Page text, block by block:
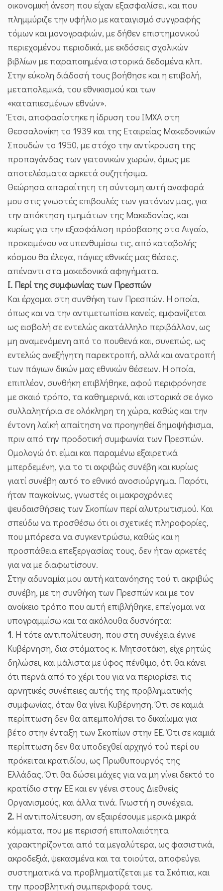
οικονομική άνεση που είχαν εξασφαλίσει, και που
πλημμύριζε την υφήλιο με καταιγισμό συγγραφής
τόμων και μονογραφιών, με δήθεν επιστημονικού
περιεχομένου περιοδικά, με εκδόσεις σχολικών
βιβλίων με παραποιημένα ιστορικά δεδομένα κλπ.
Στην εύκολη διάδοσή τους βοήθησε και η επιβολή,
μεταπολεμικά, του εθνικισμού και των
«καταπιεσμένων εθνών».
Έτσι, αποφασίστηκε η ίδρυση του ΙΜΧΑ στη
Θεσσαλονίκη το 1939 και της Εταιρείας Μακεδονικών
Σπουδών το 1950, με στόχο την αντίκρουση της
προπαγάνδας των γειτονικών χωρών, όμως με
αποτελέσματα αρκετά συζητήσιμα.
Θεώρησα απαραίτητη τη σύντομη αυτή αναφορά
μου στις γνωστές επιβουλές των γειτόνων μας, για
την απόκτηση τμημάτων της Μακεδονίας, και
κυρίως για την εξασφάλιση πρόσβασης στο Αιγαίο,
προκειμένου να υπενθυμίσω τις, από καταβολής
κόσμου θα έλεγα, πάγιες εθνικές μας θέσεις,
απέναντι στα μακεδονικά αφηγήματα.
Ι. Περί της συμφωνίας των Πρεσπών
Και έρχομαι στη συνθήκη των Πρεσπών. Η οποία,
όπως και να την αντιμετωπίσει κανείς, εμφανίζεται
ως εισβολή σε εντελώς ακατάλληλο περιβάλλον, ως
μη αναμενόμενη από το πουθενά και, συνεπώς, ως
εντελώς ανεξήγητη παρεκτροπή, αλλά και ανατροπή
των πάγιων δικών μας εθνικών θέσεων. Η οποία,
επιπλέον, συνθήκη επιβλήθηκε, αφού περιφρόνησε
με σκαιό τρόπο, τα καθημερινά, και ιστορικά σε όγκο
συλλαλητήρια σε ολόκληρη τη χώρα, καθώς και την
έντονη λαϊκή απαίτηση να προηγηθεί δημοψήφισμα,
πριν από την προδοτική συμφωνία των Πρεσπών.
Ομολογώ ότι είμαι και παραμένω εξαιρετικά
μπερδεμένη, για το τι ακριβώς συνέβη και κυρίως
γιατί συνέβη αυτό το εθνικό ανοσιούργημα. Παρότι,
ήταν παγκοίνως, γνωστές οι μακροχρόνιες
ψευδαισθήσεις των Σκοπίων περί αλυτρωτισμού. Και
σπεύδω να προσθέσω ότι οι σχετικές πληροφορίες,
που μπόρεσα να συγκεντρώσω, καθώς και η
προσπάθεια επεξεργασίας τους, δεν ήταν αρκετές
για να με διαφωτίσουν.
Στην αδυναμία μου αυτή κατανόησης τού τι ακριβώς
συνέβη, με τη συνθήκη των Πρεσπών και με τον
ανοίκειο τρόπο που αυτή επιβλήθηκε, επείγομαι να
υπογραμμίσω και τα ακόλουθα δυσνόητα:
1. Η τότε αντιπολίτευση, που στη συνέχεια έγινε
Κυβέρνηση, δια στόματος κ. Μητσοτάκη, είχε ρητώς
δηλώσει, και μάλιστα με ύφος πένθιμο, ότι θα κάνει
ότι περνά από το χέρι του για να περιορίσει τις
αρνητικές συνέπειες αυτής της προβληματικής
συμφωνίας, όταν θα γίνει Κυβέρνηση. Ότι σε καμιά
περίπτωση δεν θα απεμπολήσει το δικαίωμα για
βέτο στην ένταξη των Σκοπίων στην ΕΕ. Ότι σε καμιά
περίπτωση δεν θα υποδεχθεί αρχηγό τού περί ου
πρόκειται κρατιδίου, ως Πρωθυπουργός της
Ελλάδας. Ότι θα δώσει μάχες για να μη γίνει δεκτό το
κρατίδιο στην ΕΕ και εν γένει στους Διεθνείς
Οργανισμούς, και άλλα τινά. Γνωστή η συνέχεια.
2. Η αντιπολίτευση, αν εξαιρέσουμε μερικά μικρά
κόμματα, που με περισσή επιπολαιότητα
χαρακτηρίζονται από τα μεγαλύτερα, ως φασιστικά,
ακροδεξιά, ψεκασμένα και τα τοιούτα, αποφεύγει
συστηματικά να προβληματίζεται με τα Σκόπια, και
την προσβλητική συμπεριφορά τους.